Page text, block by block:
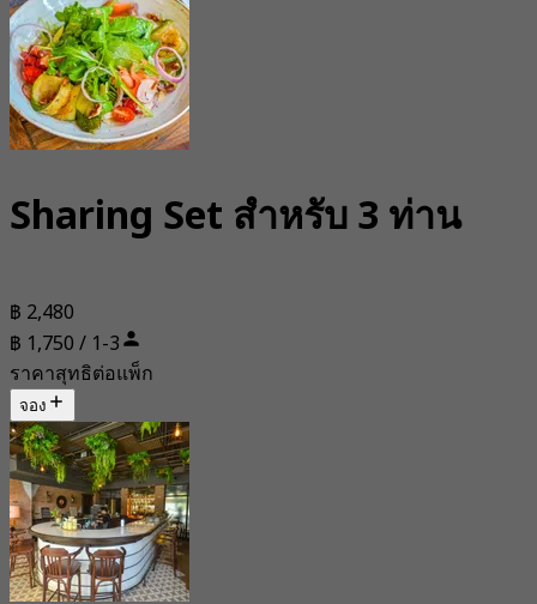
Sharing Set สำหรับ 3 ท่าน
฿ 2,480
฿ 1,750 / 1-3
ราคาสุทธิต่อแพ็ก
จอง